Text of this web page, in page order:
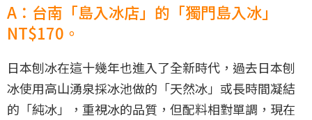
A：台南「島入冰店」的「獨門島入冰」
NT$170。
日本刨冰在這十幾年也進入了全新時代，過去日本刨
冰使用高山湧泉採冰池做的「天然冰」或長時間凝結
的「純冰」，重視冰的品質，但配料相對單調，現在